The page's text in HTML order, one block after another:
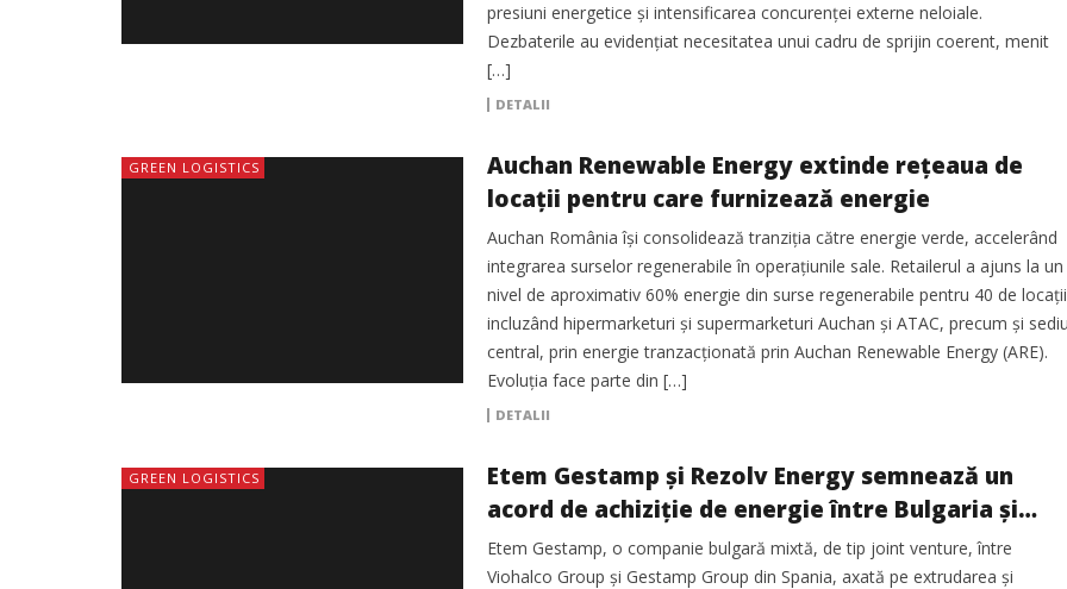
presiuni energetice și intensificarea concurenței externe neloiale.
Dezbaterile au evidențiat necesitatea unui cadru de sprijin coerent, menit
[…]
DETALII
GREEN LOGISTICS
Auchan Renewable Energy extinde rețeaua de
locații pentru care furnizează energie
Auchan România își consolidează tranziția către energie verde, accelerând
integrarea surselor regenerabile în operațiunile sale. Retailerul a ajuns la un
nivel de aproximativ 60% energie din surse regenerabile pentru 40 de
incluzând hipermarketuri și supermarketuri Auchan și ATAC, precum și
central, prin energie tranzacționată prin Auchan Renewable Energy (ARE).
Evoluția face parte din […]
DETALII
GREEN LOGISTICS
Etem Gestamp și Rezolv Energy semnează un
acord de achiziție de energie între Bulgaria și
România
Etem Gestamp, o companie bulgară mixtă, de tip joint venture, între
Viohalco Group și Gestamp Group din Spania, axată pe extrudarea și